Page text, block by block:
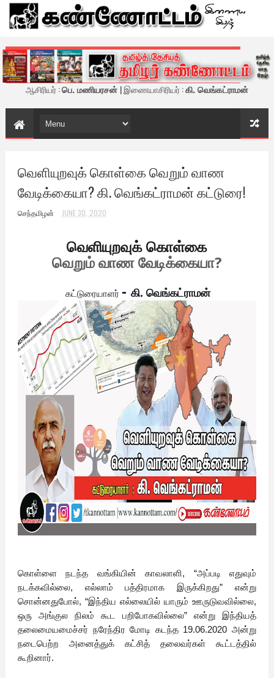
கண்ணோட்டம் - இணைய இதழ்
ஆசிரியர் :பெ. மணியரசன் | இணையாசிரியர் :கி. வெங்கட்ராமன்
வெளியுறவுக் கொள்கை வெறும் வாண
வேடிக்கையா? கி. வெங்கட்ராமன் கட்டுரை!
செந்தமிழன் JUNE 30, 2020
வெளியுறவுக் கொள்கை
வெறும் வாண வேடிக்கையா?
கட்டுரையாளர் -கி. வெங்கட்ராமன்
கொள்ளை நடந்த வங்கியின் காவலாளி, “அப்படி எதுவும்
நடக்கவில்லை, எல்லாம் பத்திரமாக இருக்கிறது” என்று
சொன்னதுபோல், “இந்திய எல்லையில் யாரும் ஊருடுவவில்லை,
ஒரு அங்குல நிலம் கூட பறிபோகவில்லை” என்று இந்தியத்
தலைமையமைச்சர் நரேந்திர மோடி கடந்த 19.06.2020 அன்று
நடைபெற்ற அனைத்துக் கட்சித் தலைவர்கள் கூட்டத்தில்
கூறினார்.